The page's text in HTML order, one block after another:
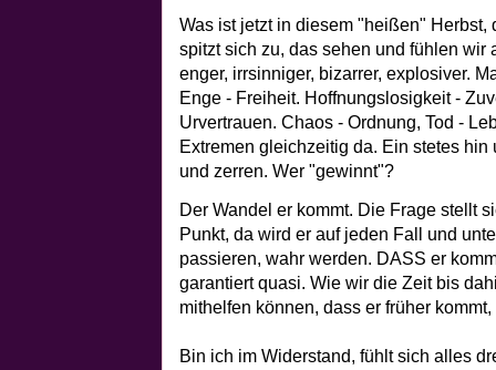
Was ist jetzt in diesem "heißen" Herbst,
spitzt sich zu, das sehen und fühlen wir
enger, irrsinniger, bizarrer, explosiver.
Enge - Freiheit. Hoffnungslosigkeit -
Urvertrauen. Chaos - Ordnung, Tod -
Extremen gleichzeitig da. Ein stetes
und zerren. Wer "gewinnt"?
Der Wandel er kommt. Die Frage stellt
Punkt, da wird er auf jeden Fall und
passieren, wahr werden. DASS er
garantiert quasi. Wie wir die Zeit bis
mithelfen können, dass er früher
Bin ich im Widerstand, fühlt sich alles